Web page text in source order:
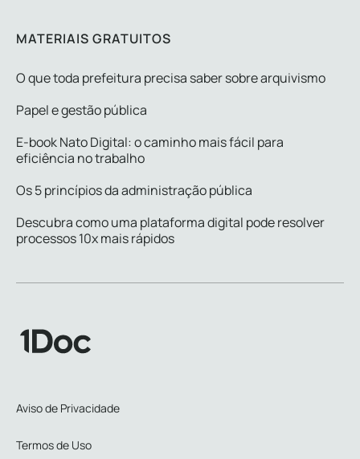
MATERIAIS GRATUITOS
O que toda prefeitura precisa saber sobre arquivismo
Papel e gestão pública
E-book Nato Digital: o caminho mais fácil para
eficiência no trabalho
Os 5 princípios da administração pública
Descubra como uma plataforma digital pode resolver
processos 10x mais rápidos
Aviso de Privacidade
Termos de Uso